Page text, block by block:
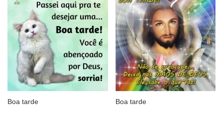
Boa tarde Boa tarde